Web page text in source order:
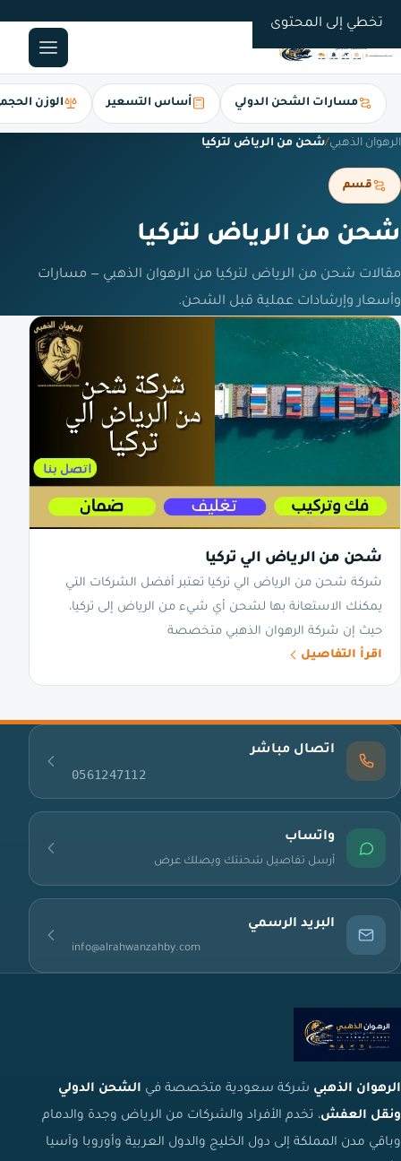
تخطي إلى المحتوى
مسارات الشحن الدولي أساس التسعير الوزن
الرهوان الذهبي/شحن من الرياض لتركيا
قسم
شحن من الرياض لتركيا
مقالات شحن من الرياض لتركيا من الرهوان الذهبي — مسارات
وأسعار وإرشادات عملية قبل الشحن.
شحن من الرياض الي تركيا
شركة شحن من الرياض الي تركيا تعتبر أفضل الشركات التي
يمكنك الاستعانة بها لشحن أي شيء من الرياض إلى تركيا،
حيث إن شركة الرهوان الذهبي متخصصة
اقرأ التفاصيل
اتصال مباشر
0561247112
واتساب
أرسل تفاصيل شحنتك ويصلك عرض
البريد الرسمي
info@alrahwanzahby.com
الرهوان الذهبي شركة سعودية متخصصة في الشحن الدولي
ونقل العفش، تخدم الأفراد والشركات من الرياض وجدة والدمام
وباقي مدن المملكة إلى دول الخليج والدول العربية وأوروبا وآسيا